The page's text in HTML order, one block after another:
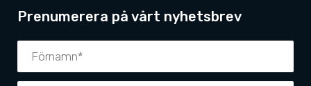
Prenumerera på vårt nyhetsbrev